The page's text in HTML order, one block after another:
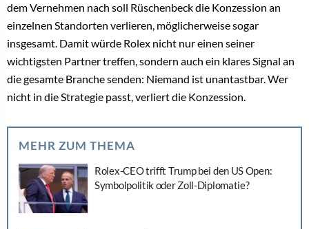
dem Vernehmen nach soll Rüschenbeck die Konzession an
einzelnen Standorten verlieren, möglicherweise sogar
insgesamt. Damit würde Rolex nicht nur einen seiner
wichtigsten Partner treffen, sondern auch ein klares Signal an
die gesamte Branche senden: Niemand ist unantastbar. Wer
nicht in die Strategie passt, verliert die Konzession.
MEHR ZUM THEMA
Rolex-CEO trifft Trump bei den US Open:
Symbolpolitik oder Zoll-Diplomatie?